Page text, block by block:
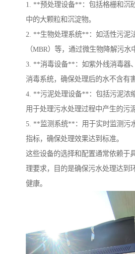
1. **预处理设备**：包括格栅和沉
中的大颗粒和沉淀物。
2. **生物处理系统**：如活性污泥
（MBR）等，通过微生物降解污水
3. **消毒设备**：如紫外线消毒器
消毒系统，确保处理后的水不含有
4. **污泥处理设备**：包括污泥浓
用于处理污水处理过程中产生的污泥
5. **监测系统**：用于实时监测污
指标，确保处理效果达到标准。
这些设备的选择和配置通常依赖于
理要求，目的是确保污水处理达到
健康。